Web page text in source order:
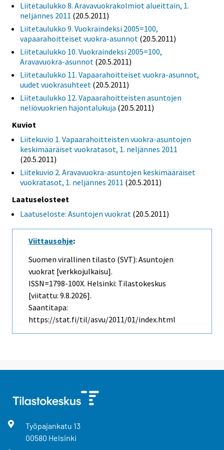
Liitetaulukko 8. Aravavuokrakolmiot alueittain, 1.
neljännes 2011 (20.5.2011)
Liitetaulukko 9. Vuokraindeksi 2005=100,
vapaarahoitteiset vuokra-asunnot (20.5.2011)
Liitetaulukko 10. Vuokraindeksi 2005=100,
Aravavuokra-asunnot (20.5.2011)
Liitetaulukko 11. Vapaarahoitteiset vuokra-asunnot,
uudet vuokrasuhteet (20.5.2011)
Liitetaulukko 12. Vapaarahoitteisten asuntojen
neliövuokrien hajontalukuja (20.5.2011)
Kuviot
Liitekuvio 1. Vapaarahoitteisten vuokra-asuntojen
keskimääräiset vuokratasot, 1. neljännes 2011
(20.5.2011)
Liitekuvio 2. Aravavuokra-asuntojen keskimääräiset
vuokratasot, 1. neljännes 2011 (20.5.2011)
Laatuselosteet
Laatuseloste: Asuntojen vuokrat (20.5.2011)
Viittausohje:
Suomen virallinen tilasto (SVT): Asuntojen
vuokrat [verkkojulkaisu].
ISSN=1798-100X. Helsinki: Tilastokeskus
[viitattu: 9.8.2026].
Saantitapa:
https://stat.fi/til/asvu/2011/01/index.html
Työpajankatu 13
00580 Helsinki